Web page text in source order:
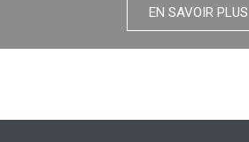
EN SAVOIR PLUS